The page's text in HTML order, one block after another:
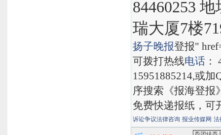
84460253
瑞大厦7楼
扬子晚报登报"
可拨打热线电话
15951885214,或
序搜索《报海登报
免费快递报纸，可
诉讼争议法律咨询 报业传媒网 法